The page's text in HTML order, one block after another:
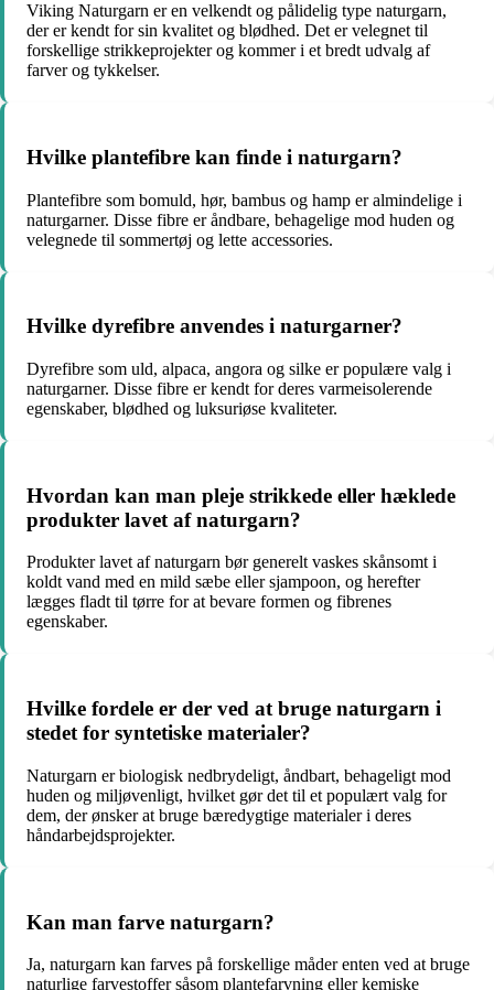
Viking Naturgarn er en velkendt og pålidelig type naturgarn,
der er kendt for sin kvalitet og blødhed. Det er velegnet til
forskellige strikkeprojekter og kommer i et bredt udvalg af
farver og tykkelser.
Hvilke plantefibre kan finde i naturgarn?
Plantefibre som bomuld, hør, bambus og hamp er almindelige i
naturgarner. Disse fibre er åndbare, behagelige mod huden og
velegnede til sommertøj og lette accessories.
Hvilke dyrefibre anvendes i naturgarner?
Dyrefibre som uld, alpaca, angora og silke er populære valg i
naturgarner. Disse fibre er kendt for deres varmeisolerende
egenskaber, blødhed og luksuriøse kvaliteter.
Hvordan kan man pleje strikkede eller hæklede
produkter lavet af naturgarn?
Produkter lavet af naturgarn bør generelt vaskes skånsomt i
koldt vand med en mild sæbe eller sjampoon, og herefter
lægges fladt til tørre for at bevare formen og fibrenes
egenskaber.
Hvilke fordele er der ved at bruge naturgarn i
stedet for syntetiske materialer?
Naturgarn er biologisk nedbrydeligt, åndbart, behageligt mod
huden og miljøvenligt, hvilket gør det til et populært valg for
dem, der ønsker at bruge bæredygtige materialer i deres
håndarbejdsprojekter.
Kan man farve naturgarn?
Ja, naturgarn kan farves på forskellige måder enten ved at bruge
naturlige farvestoffer såsom plantefarvning eller kemiske